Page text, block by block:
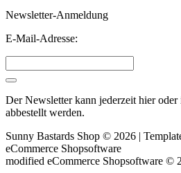
Newsletter-Anmeldung
E-Mail-Adresse:
Der Newsletter kann jederzeit hier
abbestellt werden.
Sunny Bastards Shop © 2026 |
eCommerce Shopsoftware
modified eCommerce Shopsoftware ©